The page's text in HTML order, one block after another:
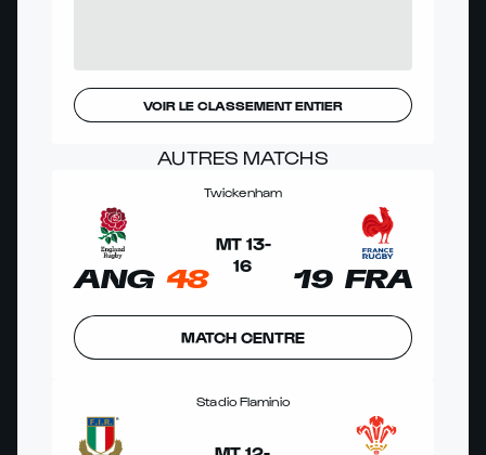
VOIR LE CLASSEMENT ENTIER
AUTRES MATCHS
Twickenham
ANG 48
MT 13-
16
FRA
19
MATCH CENTRE
Stadio Flaminio